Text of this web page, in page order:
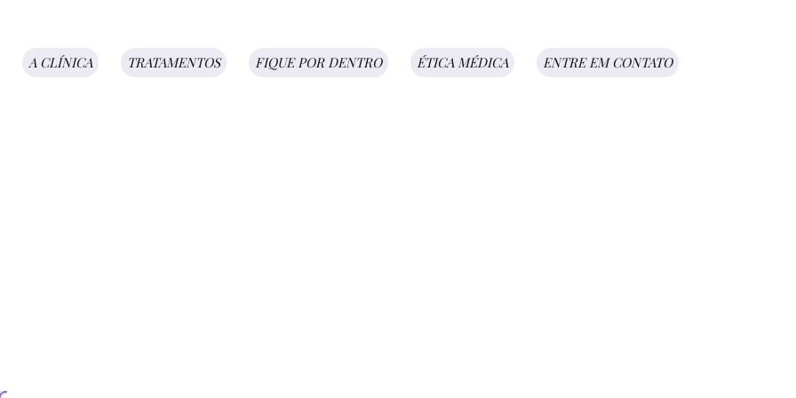
A CLÍNICA TRATAMENTOS FIQUE POR DENTRO ÉTICA MÉDICA ENTRE EM CONTATO